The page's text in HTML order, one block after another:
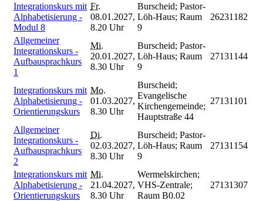
Integrationskurs mit
Alphabetisierung -
Modul 8
Fr.
08.01.2027,
8.20 Uhr
Burscheid; Pastor-
Löh-Haus; Raum
9
26231182
Allgemeiner
Integrationskurs -
Aufbausprachkurs
1
Mi.
20.01.2027,
8.30 Uhr
Burscheid; Pastor-
Löh-Haus; Raum
9
27131144
Integrationskurs mit
Alphabetisierung -
Orientierungskurs
Mo.
01.03.2027,
8.30 Uhr
Burscheid;
Evangelische
Kirchengemeinde;
Hauptstraße 44
27131101
Allgemeiner
Integrationskurs -
Aufbausprachkurs
2
Di.
02.03.2027,
8.30 Uhr
Burscheid; Pastor-
Löh-Haus; Raum
9
27131154
Integrationskurs mit
Alphabetisierung -
Orientierungskurs
Mi.
21.04.2027,
8.30 Uhr
Wermelskirchen;
VHS-Zentrale;
Raum B0.02
27131307